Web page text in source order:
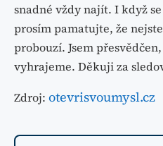
snadné vždy najít. I když
prosím pamatujte, že
probouzí. Jsem
vyhrajeme. Děkuji za
Zdroj: otevrisvoumysl.cz